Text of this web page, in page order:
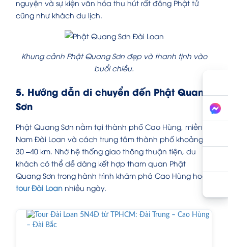
nguyện và sự kiện văn hóa thu hút rất đông Phật tử
cũng như khách du lịch.
Khung cảnh Phật Quang Sơn đẹp và thanh tịnh vào
buổi chiều.
5. Hướng dẫn di chuyển đến Phật Quang
Sơn
Phật Quang Sơn nằm tại thành phố Cao Hùng, miền
Nam Đài Loan và cách trung tâm thành phố khoảng
30 –40 km. Nhờ hệ thống giao thông thuận tiện, du
khách có thể dễ dàng kết hợp tham quan Phật
Quang Sơn trong hành trình khám phá Cao Hùng hoặc
tour Đài Loan nhiều ngày.